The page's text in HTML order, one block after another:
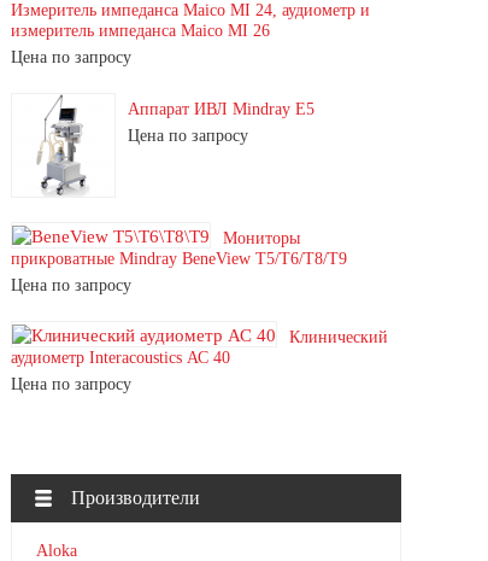
Измеритель импеданса Maico MI 24, аудиометр и
измеритель импеданса Maico MI 26
Цена по запросу
Аппарат ИВЛ Mindray E5
Цена по запросу
Мониторы
прикроватные Mindray BeneView T5/T6/T8/T9
Цена по запросу
Клинический
аудиометр Interacoustics АС 40
Цена по запросу
Производители
Aloka